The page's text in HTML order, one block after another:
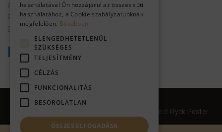
Adatkezelési tájékoztató
Promóciók mappa a gmailbe
Ellálás a szerződéstől
Health & Beauty Hungary
Ryck Poster
használatával Ön hozzájárul az összes süti
használatához, a Cookie szabályzatunknak
megfelelően. Bővebben
ELENGEDHETETLENÜL
SZÜKSÉGES
TELJESÍTMÉNY
CÉLZÁS
FUNKCIONALITÁS
BESOROLATLAN
ÖSSZES ELFOGADÁSA